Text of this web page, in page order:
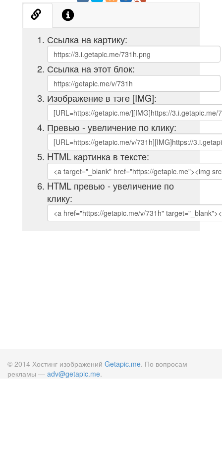
Ссылка на картику:
Ссылка на этот блок:
Изображение в тэге [IMG]:
Превью - увеличение по клику:
HTML картинка в тексте:
HTML превью - увеличение по
клику:
© 2014 Хостинг изображений Getapic.me. По вопросам
рекламы — adv@getapic.me.